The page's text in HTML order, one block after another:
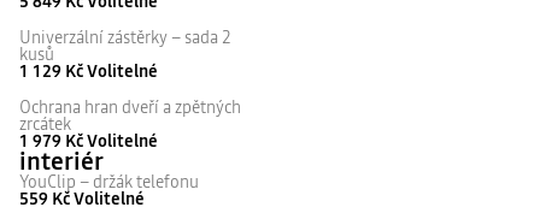
Univerzální zástěrky – sada 2
kusů
1 129 KčVolitelné
Ochrana hran dveří a zpětných
zrcátek
1 979 KčVolitelné
interiér
YouClip – držák telefonu
559 KčVolitelné